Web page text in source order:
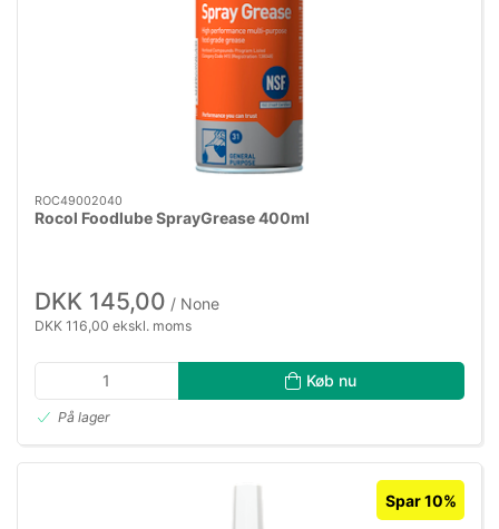
ROC49002040
Rocol Foodlube SprayGrease 400ml
DKK 145,00 / None
DKK 116,00 ekskl. moms
Køb nu
På lager
Spar 10%